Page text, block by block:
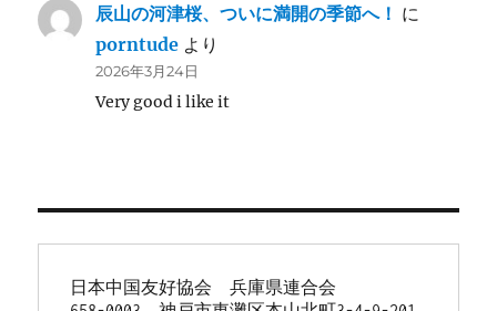
辰山の河津桜、ついに満開の季節へ！ に
porntude より
2026年3月24日
Very good i like it
日本中国友好協会　兵庫県連合会